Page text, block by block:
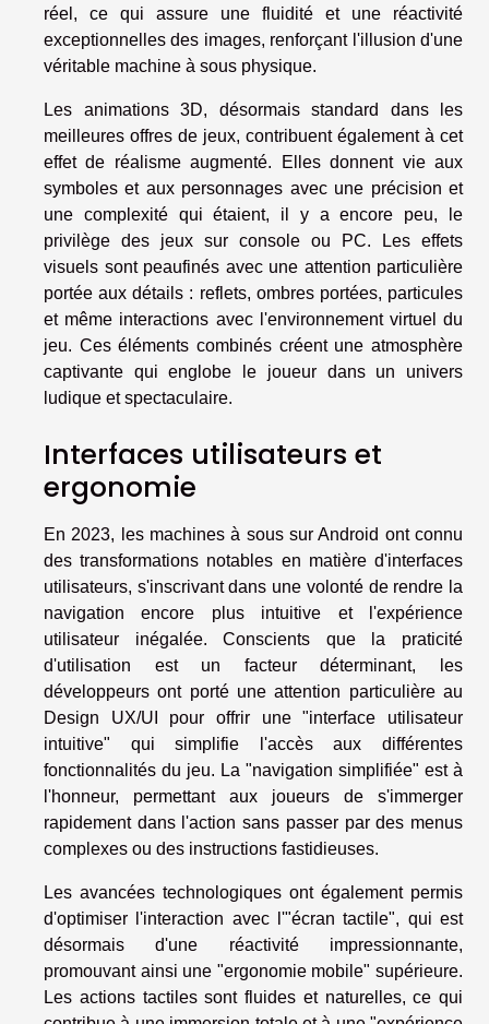
réel, ce qui assure une fluidité et une réactivité
exceptionnelles des images, renforçant l'illusion d'une
véritable machine à sous physique.
Les animations 3D, désormais standard dans les
meilleures offres de jeux, contribuent également à cet
effet de réalisme augmenté. Elles donnent vie aux
symboles et aux personnages avec une précision et
une complexité qui étaient, il y a encore peu, le
privilège des jeux sur console ou PC. Les effets
visuels sont peaufinés avec une attention particulière
portée aux détails : reflets, ombres portées, particules
et même interactions avec l'environnement virtuel du
jeu. Ces éléments combinés créent une atmosphère
captivante qui englobe le joueur dans un univers
ludique et spectaculaire.
Interfaces utilisateurs et
ergonomie
En 2023, les machines à sous sur Android ont connu
des transformations notables en matière d'interfaces
utilisateurs, s'inscrivant dans une volonté de rendre la
navigation encore plus intuitive et l'expérience
utilisateur inégalée. Conscients que la praticité
d'utilisation est un facteur déterminant, les
développeurs ont porté une attention particulière au
Design UX/UI pour offrir une "interface utilisateur
intuitive" qui simplifie l'accès aux différentes
fonctionnalités du jeu. La "navigation simplifiée" est à
l'honneur, permettant aux joueurs de s'immerger
rapidement dans l'action sans passer par des menus
complexes ou des instructions fastidieuses.
Les avancées technologiques ont également permis
d'optimiser l'interaction avec l'"écran tactile", qui est
désormais d'une réactivité impressionnante,
promouvant ainsi une "ergonomie mobile" supérieure.
Les actions tactiles sont fluides et naturelles, ce qui